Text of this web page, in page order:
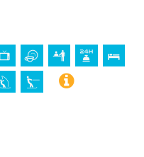
(Castell de Moraira)
logement)
à voile et ski nautique
de l'appartement)